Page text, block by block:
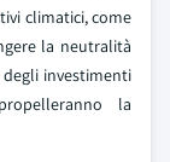
climatici, come
la neutralità
investimenti
la